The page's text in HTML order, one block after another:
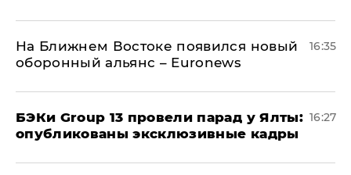
На Ближнем Востоке появился новый
оборонный альянс – Euronews
16:35
​БЭКи Group 13 провели парад у Ялты:
опубликованы эксклюзивные кадры
16:27